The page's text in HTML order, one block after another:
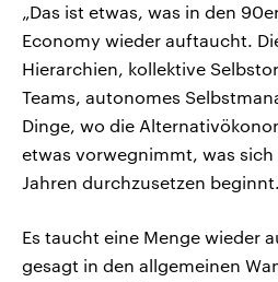
„Das ist etwas, was in den
Economy wieder auftaucht.
Hierarchien, kollektive
Teams, autonomes
Dinge, wo die
etwas vorwegnimmt, was
Jahren durchzusetzen
Es taucht eine Menge wieder
gesagt in den allgemeinen